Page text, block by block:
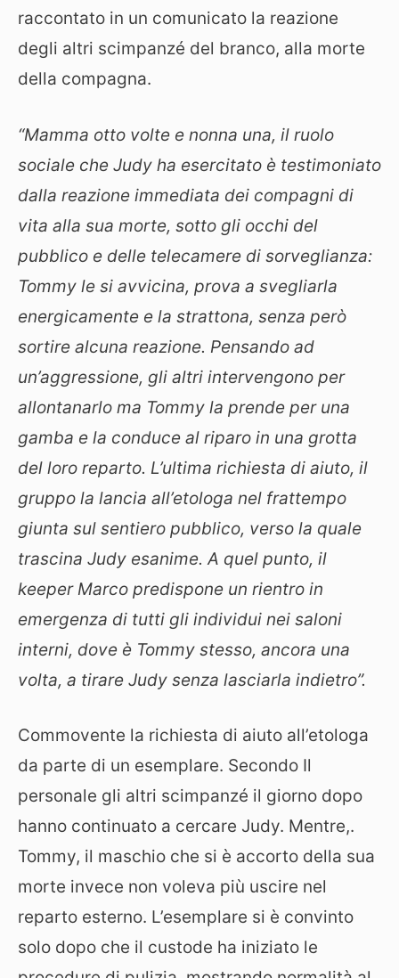
raccontato in un comunicato la reazione
degli altri scimpanzé del branco, alla morte
della compagna.
“Mamma otto volte e nonna una, il ruolo
sociale che Judy ha esercitato è testimoniato
dalla reazione immediata dei compagni di
vita alla sua morte, sotto gli occhi del
pubblico e delle telecamere di sorveglianza:
Tommy le si avvicina, prova a svegliarla
energicamente e la strattona, senza però
sortire alcuna reazione. Pensando ad
un’aggressione, gli altri intervengono per
allontanarlo ma Tommy la prende per una
gamba e la conduce al riparo in una grotta
del loro reparto. L’ultima richiesta di aiuto, il
gruppo la lancia all’etologa nel frattempo
giunta sul sentiero pubblico, verso la quale
trascina Judy esanime. A quel punto, il
keeper Marco predispone un rientro in
emergenza di tutti gli individui nei saloni
interni, dove è Tommy stesso, ancora una
volta, a tirare Judy senza lasciarla indietro”.
Commovente la richiesta di aiuto all’etologa
da parte di un esemplare. Secondo Il
personale gli altri scimpanzé il giorno dopo
hanno continuato a cercare Judy. Mentre,.
Tommy, il maschio che si è accorto della sua
morte invece non voleva più uscire nel
reparto esterno. L’esemplare si è convinto
solo dopo che il custode ha iniziato le